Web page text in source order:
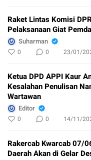
Raket Lintas Komisi
Pelaksanaan Giat
Suharman
0 0 23/01/
Ketua DPD APPI Kaur
Kesalahan Penulisan
Wartawan
Editor
0 0 14/11/
Rakercab Kwarcab 07/
Daerah Akan di Gelar